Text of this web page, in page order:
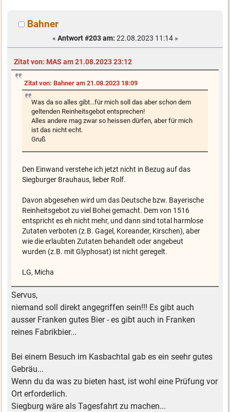
Bahner
« Antwort #203 am: 22.08.2023 11:14 »
Zitat von: MAS am 21.08.2023 23:12
Zitat von: Bahner am 21.08.2023 18:09
Was da so alles gibt...für mich soll das aber schon dem
geltenden Reinheitsgebot entsprechen!
Alles andere mag zwar so heissen dürfen, aber für mich
ist das nicht echt.
Gruß
Den Einwand verstehe ich jetzt nicht in Bezug auf das
Siegburger Brauhaus, lieber Rolf.
Davon abgesehen wird um das Deutsche bzw. Bayerische
Reinheitsgebot zu viel Bohei gemacht. Dem von 1516
entspricht es eh nicht mehr, und dann sind total harmlose
Zutaten verboten (z.B. Gagel, Koreander, Kirschen), aber
wie die erlaubten Zutaten behandelt oder angebeut
wurden (z.B. mit Glyphosat) ist nicht geregelt.
LG, Micha
Servus,
niemand soll direkt angegriffen sein!!! Es gibt auch
ausser Franken gutes Bier - es gibt auch in Franken
reines Fabrikbier...
Bei einem Besuch im Kasbachtal gab es ein seehr gutes
Gebräu...
Wenn du da was zu bieten hast, ist wohl eine Prüfung vor
Ort erforderlich.
Siegburg wäre als Tagesfahrt zu machen...